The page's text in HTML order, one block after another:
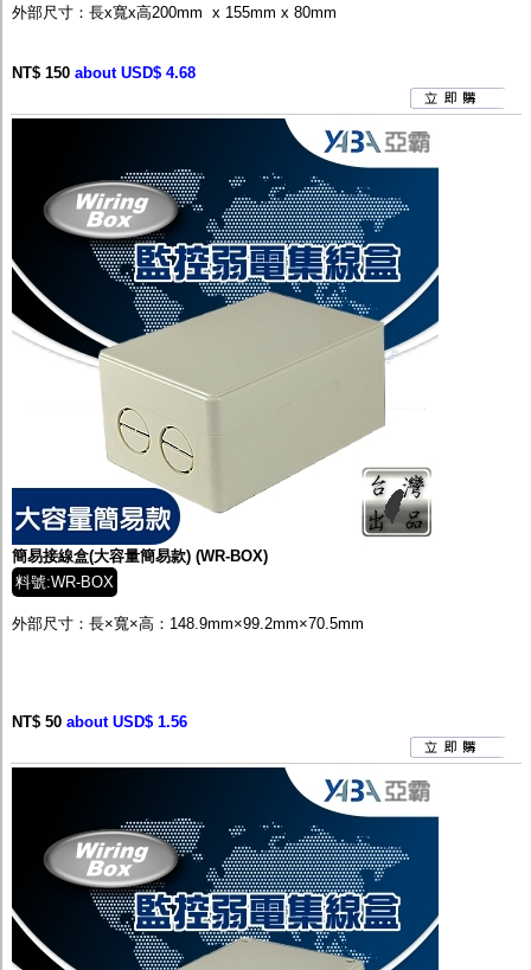
外部尺寸：長x寬x高200mm x 155mm x 80mm
NT$ 150 about USD$ 4.68
簡易接線盒(大容量簡易款) (WR-BOX)
料號:WR-BOX
外部尺寸： 長×寬×高：148.9mm×99.2mm×70.5mm
NT$ 50 about USD$ 1.56